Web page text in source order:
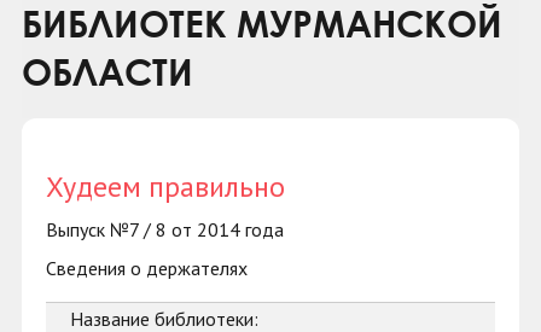
БИБЛИОТЕК МУРМАНСКОЙ
ОБЛАСТИ
Худеем правильно
Выпуск №7 / 8 от 2014 года
Сведения о держателях
Название библиотеки: